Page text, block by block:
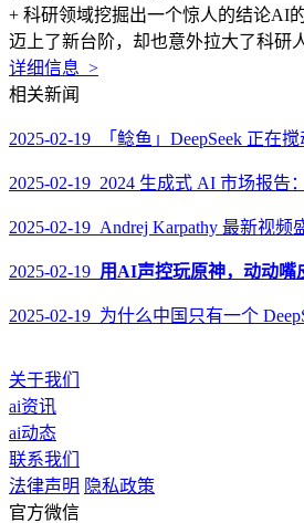
+ 科研领域挖掘出一个惊人的结论AI
迈上了新台阶，却也意外拉大了科研
详细信息 >
相关新闻
2025-02-19 「鲶鱼」DeepSeek 正在
2025-02-19 2024 生成式 AI 市场报告
2025-02-19 Andrej Karpathy 最新视频
2025-02-19 用AI声控玩原神，动动嘴
2025-02-19 为什么中国只有一个
关于我们
ai资讯
ai动态
联系我们
法律声明 隐私政策
官方微信